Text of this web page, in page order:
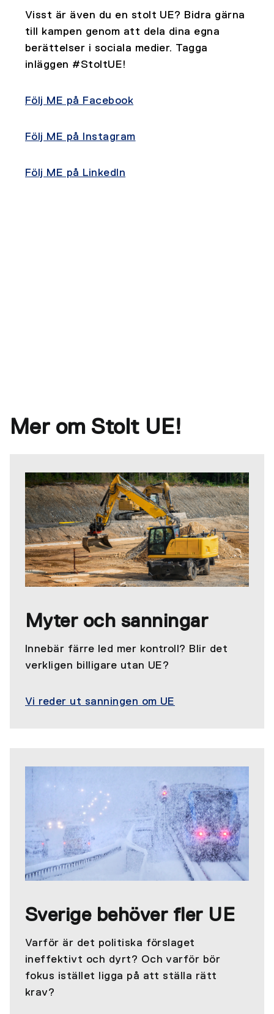
Visst är även du en stolt UE? Bidra gärna
till kampen genom att dela dina egna
berättelser i sociala medier. Tagga
inläggen #StoltUE!
Följ ME på Facebook
Följ ME på Instagram
Följ ME på LinkedIn
Mer om Stolt UE!
Myter och sanningar
Innebär färre led mer kontroll? Blir det
verkligen billigare utan UE?
Vi reder ut sanningen om UE
Sverige behöver fler UE
Varför är det politiska förslaget
ineffektivt och dyrt? Och varför bör
fokus istället ligga på att ställa rätt
krav?